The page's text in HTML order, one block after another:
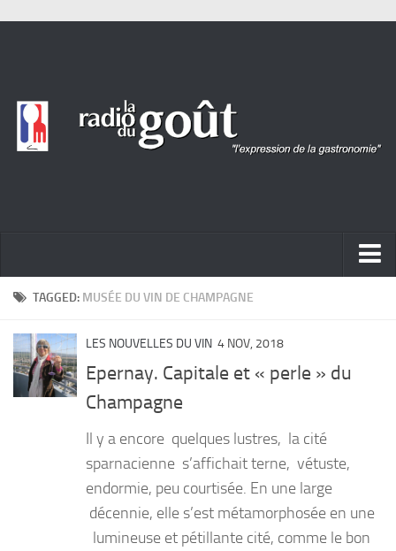
ACTUALITÉ
PORTRAITS
LIVRES
TAGGED: MUSÉE DU VIN DE CHAMPAGNE
LES NOUVELLES DU VIN 4 NOV, 2018
Epernay. Capitale et « perle » du
Champagne
Il y a encore quelques lustres, la cité
sparnacienne s’affichait terne, vétuste,
endormie, peu courtisée. En une large
décennie, elle s’est métamorphosée en une
lumineuse et pétillante cité, comme le bon